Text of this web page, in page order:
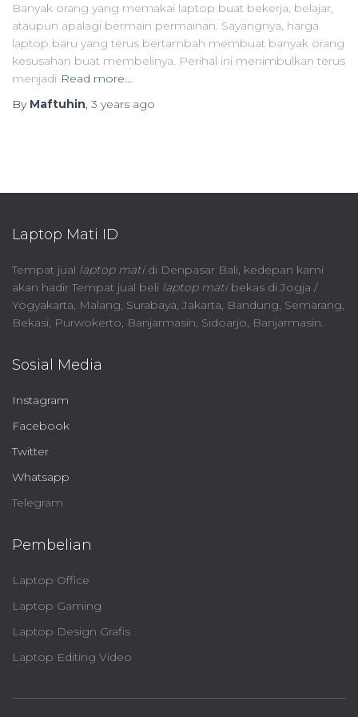
Banyak orang yang memakai laptop buat bekerja, belajar,
ataupun apalagi bermain permainan. Sayangnya, harga
laptop baru yang terus bertambah membuat banyak orang
kesusahan buat membelinya. Perihal ini menimbulkan terus
menjadi Read more…
By Maftuhin, 3 years ago
Laptop Mati ID
Tempat jual laptop matidi Denpasar Bali, kedepan kami
akan hadir Tempat jual beli laptop matibekas di Jogja /
Yogyakarta, Malang, Surabaya, Jakarta, Bandung, Semarang,
Bekasi, Purwokerto, Banjarmasin, Sidoarjo, Banjarmasin.
Sosial Media
Instagram
Facebook
Twitter
Whatsapp
Telegram
Pembelian
Laptop Office
Laptop Gaming
Laptop Design Grafis
Laptop Editing Video